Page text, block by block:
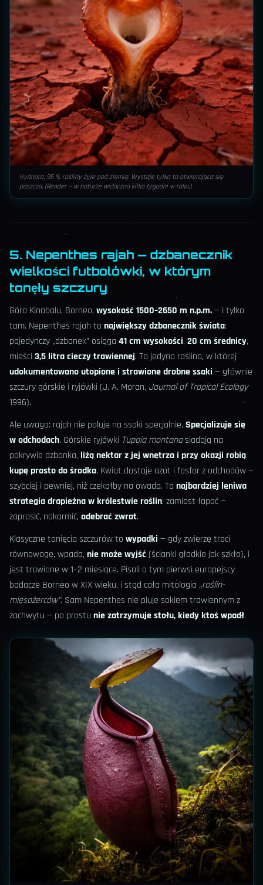
Hydnora. 95 % rośliny żyje pod ziemią. Wystaje tylko ta otwierająca się
paszcza. (Render — w naturze widoczna kilka tygodni w roku.)
5. Nepenthes rajah — dzbanecznik
wielkości futbolówki, w którym
tonęły szczury
Góra Kinabalu, Borneo, wysokość 1500–2650 m n.p.m.— i tylko
tam. Nepenthes rajah to największy dzbanecznik świata:
pojedynczy „dzbanek” osiąga 41 cm wysokości, 20 cm średnicy,
mieści 3,5 litra cieczy trawiennej. To jedyna roślina, w której
udokumentowano utopione i strawione drobne ssaki — głównie
szczury górskie i ryjówki (J. A. Moran, Journal of Tropical Ecology
1996).
Ale uwaga: rajah nie poluje na ssaki specjalnie. Specjalizuje się
w odchodach. Górskie ryjówki Tupaia montanasiadają na
pokrywie dzbanka, liżą nektar z jej wnętrza i przy okazji robią
kupę prosto do środka. Kwiat dostaje azot i fosfor z odchodów —
szybciej i pewniej, niż czekałby na owada. To najbardziej leniwa
strategia drapieżna w królestwie roślin: zamiast łapać —
zaprosić, nakarmić, odebrać zwrot.
Klasyczne tonięcia szczurów to wypadki — gdy zwierzę traci
równowagę, wpada, nie może wyjść (ścianki gładkie jak szkło), i
jest trawione w 1–2 miesiące. Pisali o tym pierwsi europejscy
badacze Borneo w XIX wieku, i stąd cała mitologia „roślin-
mięsożerców”. Sam Nepenthes nie pluje sokiem trawiennym z
zachwytu — po prostu nie zatrzymuje stołu, kiedy ktoś wpadł.